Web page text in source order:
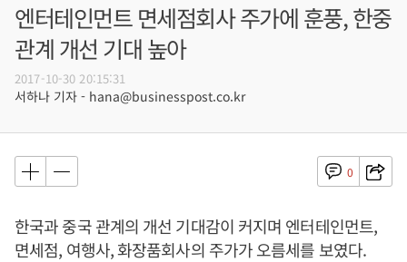
엔터테인먼트 면세점회사 주가에 훈풍, 한중
관계 개선 기대 높아
2017-10-30 20:15:31
서하나 기자 - hana@businesspost.co.kr
0
한국과 중국 관계의 개선 기대감이 커지며 엔터테인먼트,
면세점, 여행사, 화장품회사의 주가가 오름세를 보였다.